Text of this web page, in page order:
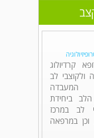
קרדיולוג
ולקוצבי לב
הלב ביחידת
לב במרכז
במרפאה